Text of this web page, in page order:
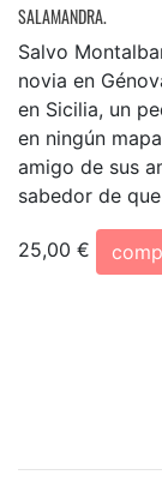
SALAMANDRA.
Salvo
novia en
en Sicilia, un
en ningún
amigo de sus
sabedor de
25,00 €